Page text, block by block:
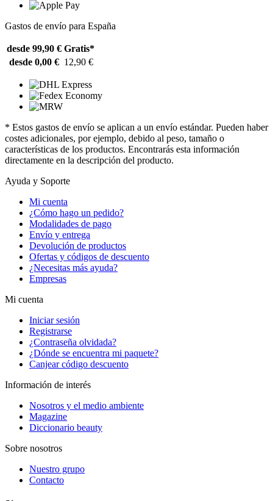
Gastos de envío para España
desde 99,90 € Gratis*
desde 0,00 € 12,90 €
* Estos gastos de envío se aplican a un envío estándar. Pueden haber
costes adicionales, por ejemplo, debido al peso, tamaño o
características de los productos. Encontrarás esta información
directamente en la descripción del producto.
Ayuda y Soporte
Mi cuenta
¿Cómo hago un pedido?
Modalidades de pago
Envío y entrega
Devolución de productos
Ofertas y códigos de descuento
¿Necesitas más ayuda?
Empresas
Mi cuenta
Iniciar sesión
Registrarse
¿Contraseña olvidada?
¿Dónde se encuentra mi paquete?
Canjear código descuento
Información de interés
Nosotros y el medio ambiente
Magazine
Diccionario beauty
Sobre nosotros
Nuestro grupo
Contacto